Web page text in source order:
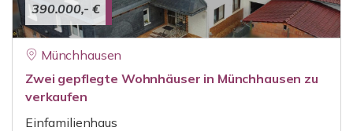
390.000,- €
Münchhausen
Zwei gepflegte Wohnhäuser in Münchhausen zu
verkaufen
Einfamilienhaus